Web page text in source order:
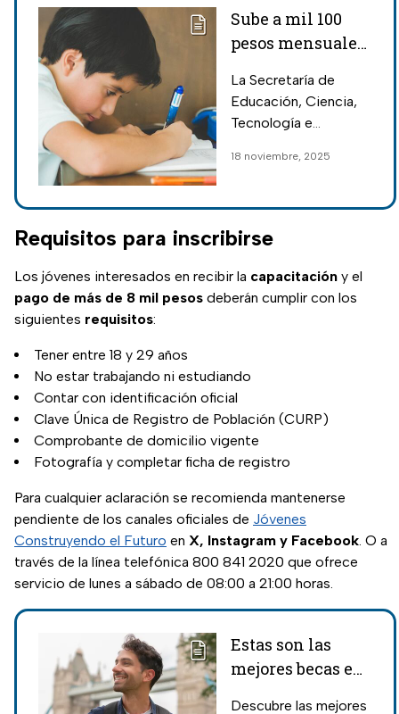
Sube a mil 100
pesos mensuales
aprovechamiento
en Edomex;
recibirla
La Secretaría de
Educación, Ciencia,
Tecnología e
informó que las becas
aumentaron 27% para
el ciclo escolar 2025-
18 noviembre, 2025
Requisitos para inscribirse
Los jóvenes interesados en recibir la capacitación y el
pago de más de 8 mil pesos deberán cumplir con los
siguientes requisitos:
Tener entre 18 y 29 años
No estar trabajando ni estudiando
Contar con identificación oficial
Clave Única de Registro de Población (CURP)
Comprobante de domicilio vigente
Fotografía y completar ficha de registro
Para cualquier aclaración se recomienda mantenerse
pendiente de los canales oficiales de Jóvenes
Construyendo el Futuro en X, Instagram y Facebook. O a
través de la línea telefónica 800 841 2020 que ofrece
servicio de lunes a sábado de 08:00 a 21:00 horas.
Estas son las
mejores becas en
Descubre las mejores